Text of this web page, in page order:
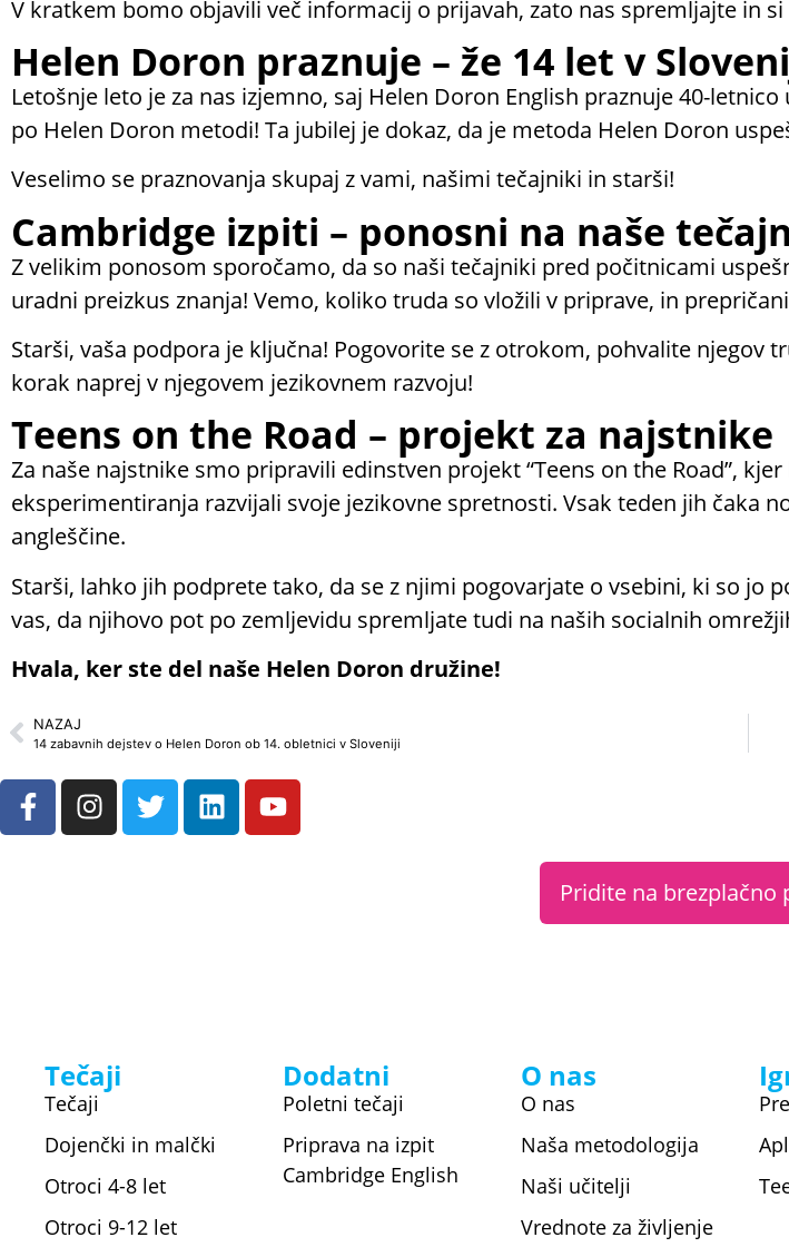
V kratkem bomo objavili več informacij o prijavah, zato nas spremljajte in
Helen Doron praznuje – že 14 let v
Letošnje leto je za nas izjemno, saj Helen Doron English praznuje 40-
po Helen Doron metodi! Ta jubilej je dokaz, da je metoda Helen Doron
Veselimo se praznovanja skupaj z vami, našimi tečajniki in starši!
Cambridge izpiti – ponosni na naše
Z velikim ponosom sporočamo, da so naši tečajniki pred počitnicami
uradni preizkus znanja! Vemo, koliko truda so vložili v priprave, in
Starši, vaša podpora je ključna! Pogovorite se z otrokom, pohvalite njegov
korak naprej v njegovem jezikovnem razvoju!
Teens on the Road – projekt za najstnike
Za naše najstnike smo pripravili edinstven projekt “Teens on the Road”,
eksperimentiranja razvijali svoje jezikovne spretnosti. Vsak teden jih čaka
angleščine.
Starši, lahko jih podprete tako, da se z njimi pogovarjate o vsebini, ki so jo
vas, da njihovo pot po zemljevidu spremljate tudi na naših socialnih
Hvala, ker ste del naše Helen Doron družine!
NAZAJ
14 zabavnih dejstev o Helen Doron ob 14. obletnici v Sloveniji
Pridite na brezplačno
Tečaji
Tečaji
Dojenčki in malčki
Otroci 4-8 let
Otroci 9-12 let
Dodatni
Poletni tečaji
Priprava na izpit
Cambridge English
O nas
O nas
Naša metodologija​
Naši učitelji
Vrednote za življenje